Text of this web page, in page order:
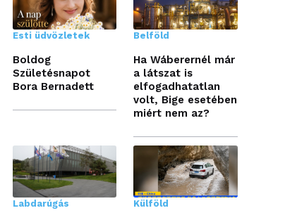
Esti üdvözletek
Boldog
Születésnapot
Bora Bernadett
Belföld
Ha Wáberernél már
a látszat is
elfogadhatatlan
volt, Bige esetében
miért nem az?
Labdarúgás Külföld